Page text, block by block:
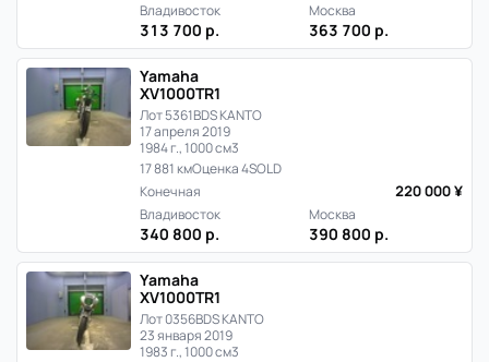
Владивосток
313 700 р.
Москва
363 700 р.
Yamaha
XV1000TR1
Лот 5361BDS KANTO
17 апреля 2019
1984 г., 1000 см3
17 881 кмОценка 4SOLD
Конечная
220 000 ¥
Владивосток
340 800 р.
Москва
390 800 р.
Yamaha
XV1000TR1
Лот 0356BDS KANTO
23 января 2019
1983 г., 1000 см3